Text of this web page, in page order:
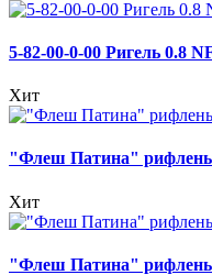
5-82-00-0-00 Ригель 0.8
Хит
"Флеш Патина"
Хит
"Флеш Патина"